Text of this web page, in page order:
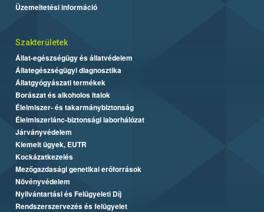
Üzemeltetési információ
Szakterületek
Állat-egészségügy és állatvédelem
Állategészségügyi diagnosztika
Állatgyógyászati termékek
Borászat és alkoholos italok
Élelmiszer- és takarmánybiztonság
Élelmiszerlánc-biztonsági laborhálózat
Járványvédelem
Kiemelt ügyek, EUTR
Kockázatkezelés
Mezőgazdasági genetikai erőforrások
Növényvédelem
Nyilvántartási és Felügyeleti Díj
Rendszerszervezés és felügyelet